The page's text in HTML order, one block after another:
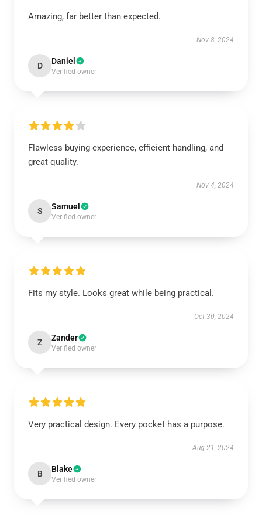
Amazing, far better than expected.
Nov 8, 2024
D Daniel
Verified owner
Flawless buying experience, efficient handling, and
great quality.
Nov 4, 2024
S Samuel
Verified owner
Fits my style. Looks great while being practical.
Oct 30, 2024
Z Zander
Verified owner
Very practical design. Every pocket has a purpose.
Aug 21, 2024
B Blake
Verified owner